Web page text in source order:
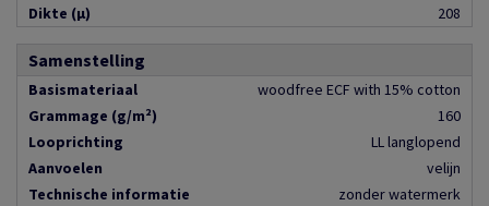
Dikte (µ)
208
Samenstelling
Basismateriaal
woodfree ECF with 15% cotton
Grammage (g/m²)
160
Looprichting
LL langlopend
Aanvoelen
velijn
Technische informatie
zonder watermerk